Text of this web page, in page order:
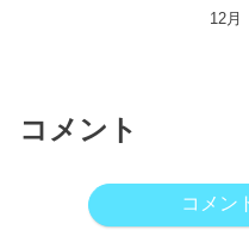
12
コメント
コメン